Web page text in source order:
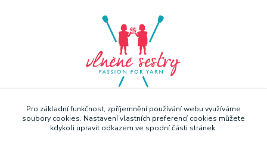
Pro základní funkčnost, zpříjemnění používání webu využíváme
soubory cookies. Nastavení vlastních preferencí cookies můžete
kdykoli upravit odkazem ve spodní části stránek.